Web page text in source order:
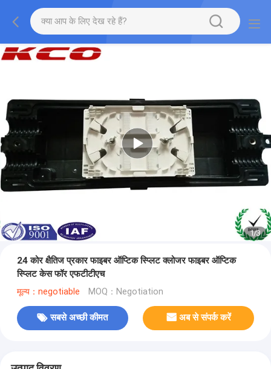
1/3
24 कोर क्षैतिज प्रकार फाइबर ऑप्टिक स्प्लिट क्लोजर फाइबर ऑप्टिक
स्प्लिट केस फॉर एफटीटीएच
मूल्य：negotiable MOQ：Negotiation
सबसे अच्छी कीमत अब से संपर्क करें